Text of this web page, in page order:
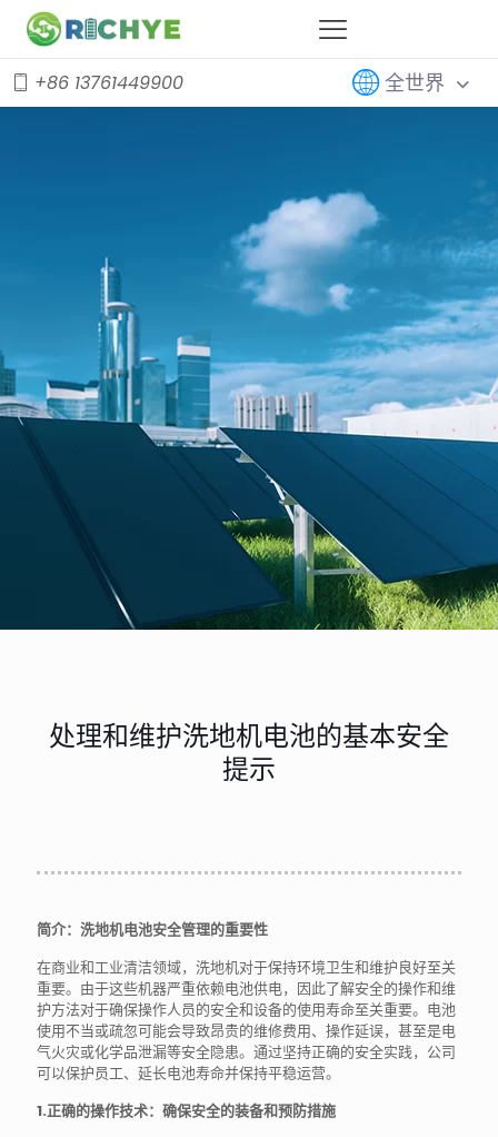
+86 13761449900 全世界
处理和维护洗地机电池的基本安全
提示
简介：洗地机电池安全管理的重要性
在商业和工业清洁领域，洗地机对于保持环境卫生和维护良好至关
重要。由于这些机器严重依赖电池供电，因此了解安全的操作和维
护方法对于确保操作人员的安全和设备的使用寿命至关重要。电池
使用不当或疏忽可能会导致昂贵的维修费用、操作延误，甚至是电
气火灾或化学品泄漏等安全隐患。通过坚持正确的安全实践，公司
可以保护员工、延长电池寿命并保持平稳运营。
1.正确的操作技术：确保安全的装备和预防措施